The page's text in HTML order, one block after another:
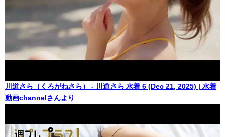
川道さら（くろがねさら） - 川道さら 水着 6 (Dec 21, 2025) | 水着
動画channelさんより